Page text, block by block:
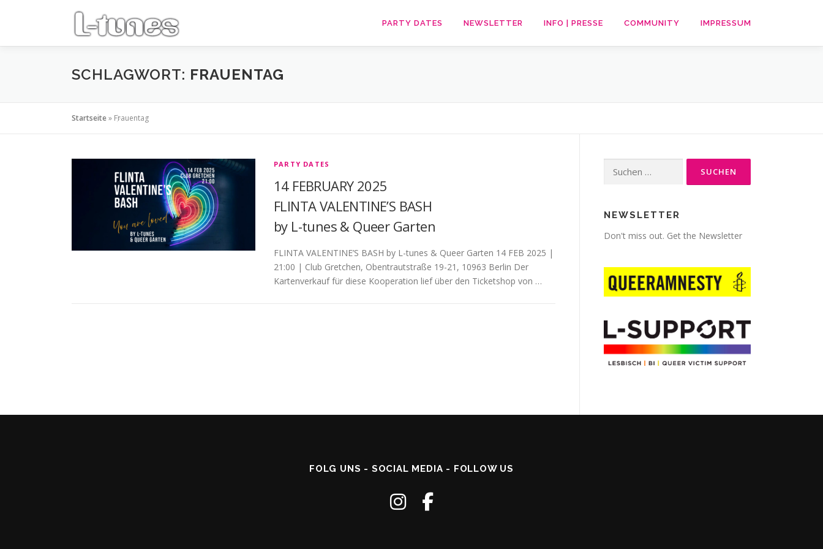
PARTY DATES NEWSLETTER INFO | PRESSE COMMUNITY IMPRESSUM
SCHLAGWORT: FRAUENTAG
Startseite» Frauentag
PARTY DATES
14 FEBRUARY 2025
FLINTA VALENTINE’S BASH
by L-tunes & Queer Garten
FLINTA VALENTINE’S BASH by L-tunes & Queer Garten 14 FEB 2025 |
21:00 | Club Gretchen, Obentrautstraße 19-21, 10963 Berlin Der
Kartenverkauf für diese Kooperation lief über den Ticketshop von …
nach:
NEWSLETTER
Don't miss out. Get the Newsletter
FOLG UNS - SOCIAL MEDIA - FOLLOW US